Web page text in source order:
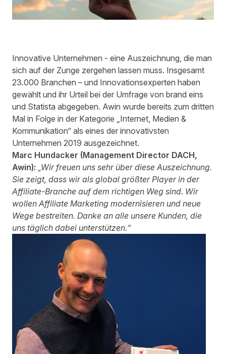
Innovative Unternehmen - eine Auszeichnung, die man
sich auf der Zunge zergehen lassen muss. Insgesamt
23.000 Branchen – und Innovationsexperten haben
gewählt und ihr Urteil bei der Umfrage von brand eins
und Statista abgegeben. Awin wurde bereits zum dritten
Mal in Folge in der Kategorie „Internet, Medien &
Kommunikation“ als eines der innovativsten
Unternehmen 2019 ausgezeichnet.
Marc Hundacker (Management Director DACH,
Awin): „Wir freuen uns sehr über diese Auszeichnung.
Sie zeigt, dass wir als global größter Player in der
Affiliate-Branche auf dem richtigen Weg sind. Wir
wollen Affiliate Marketing modernisieren und neue
Wege bestreiten. Danke an alle unsere Kunden, die
uns täglich dabei unterstützen.“